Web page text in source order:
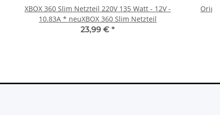
XBOX 360 Slim Netzteil 220V 135 Watt - 12V -
10.83A * neuXBOX 360 Slim Netzteil
23,99 € *